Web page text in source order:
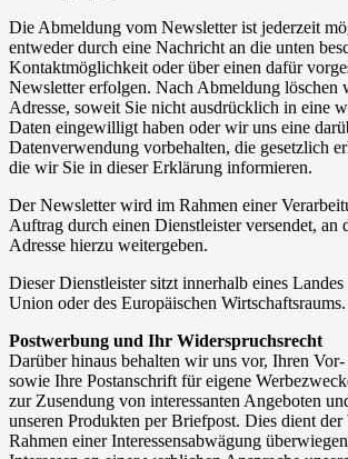
Die Abmeldung vom Newsletter ist jederzeit
entweder durch eine Nachricht an die unten
Kontaktmöglichkeit oder über einen dafür
Newsletter erfolgen. Nach Abmeldung
Adresse, soweit Sie nicht ausdrücklich in eine
Daten eingewilligt haben oder wir uns eine
Datenverwendung vorbehalten, die gesetzlich
die wir Sie in dieser Erklärung informieren.
Der Newsletter wird im Rahmen einer
Auftrag durch einen Dienstleister versendet,
Adresse hierzu weitergeben.
Dieser Dienstleister sitzt innerhalb eines
Union oder des Europäischen Wirtschaftsraums.
Postwerbung und Ihr Widerspruchsrecht
Darüber hinaus behalten wir uns vor, Ihren
sowie Ihre Postanschrift für eigene
zur Zusendung von interessanten Angeboten
unseren Produkten per Briefpost. Dies dient
Rahmen einer Interessensabwägung